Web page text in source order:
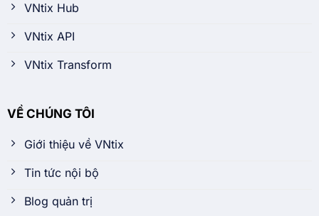
VNtix Hub
VNtix API
VNtix Transform
VỀ CHÚNG TÔI
Giới thiệu về VNtix
Tin tức nội bộ
Blog quản trị